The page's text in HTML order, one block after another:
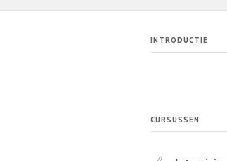
INTRODUCTIE
CURSUSSEN